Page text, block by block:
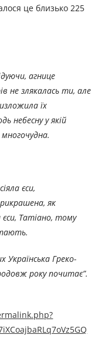
це близько 225
агнице
не злякалась ти, але
їх
небесну у якій
єси,
як
єси, Татіано, тому
Українська Греко-
року почитає”.